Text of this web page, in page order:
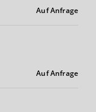
Auf Anfrage
Auf Anfrage